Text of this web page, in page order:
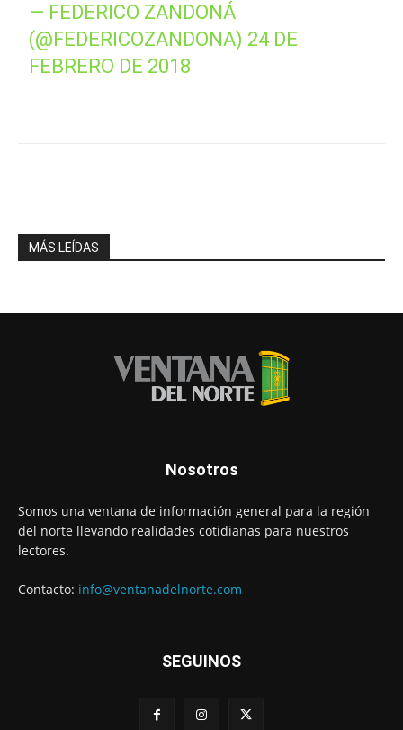
— FEDERICO ZANDONÁ
(@FEDERICOZANDONA) 24 DE
FEBRERO DE 2018
MÁS LEÍDAS
Nosotros
Somos una ventana de información general para la región
del norte llevando realidades cotidianas para nuestros
lectores.
Contacto: info@ventanadelnorte.com
SEGUINOS